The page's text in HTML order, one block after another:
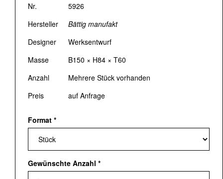
Nr.
5926
Hersteller
Bättig manufakt
Designer
Werksentwurf
Masse
B150 × H84 × T60
Anzahl
Mehrere Stück vorhanden
Preis
auf Anfrage
Format *
Gewünschte Anzahl *